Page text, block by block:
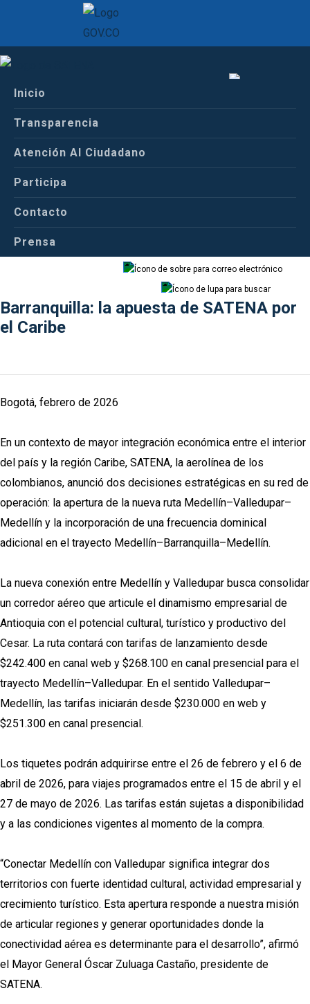
Inicio
Transparencia
Atención Al Ciudadano
Participa
Contacto
Prensa
Inicio
Centro de Prensa
Nueva ruta de Medellín a
Valledupar y más vuelos a
Barranquilla: la apuesta de SATENA por
el Caribe
Bogotá, febrero de 2026
En un contexto de mayor integración económica entre el interior
del país y la región Caribe, SATENA, la aerolínea de los
colombianos, anunció dos decisiones estratégicas en su red de
operación: la apertura de la nueva ruta Medellín–Valledupar–
Medellín y la incorporación de una frecuencia dominical
adicional en el trayecto Medellín–Barranquilla–Medellín.
La nueva conexión entre Medellín y Valledupar busca consolidar
un corredor aéreo que articule el dinamismo empresarial de
Antioquia con el potencial cultural, turístico y productivo del
Cesar. La ruta contará con tarifas de lanzamiento desde
$242.400 en canal web y $268.100 en canal presencial para el
trayecto Medellín–Valledupar. En el sentido Valledupar–
Medellín, las tarifas iniciarán desde $230.000 en web y
$251.300 en canal presencial.
Los tiquetes podrán adquirirse entre el 26 de febrero y el 6 de
abril de 2026, para viajes programados entre el 15 de abril y el
27 de mayo de 2026. Las tarifas están sujetas a disponibilidad
y a las condiciones vigentes al momento de la compra.
“Conectar Medellín con Valledupar significa integrar dos
territorios con fuerte identidad cultural, actividad empresarial y
crecimiento turístico. Esta apertura responde a nuestra misión
de articular regiones y generar oportunidades donde la
conectividad aérea es determinante para el desarrollo”, afirmó
el Mayor General Óscar Zuluaga Castaño, presidente de
SATENA.